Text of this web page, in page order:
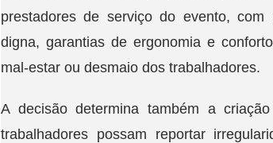
prestadores de serviço do evento,
digna, garantias de ergonomia e
mal-estar ou desmaio dos trabalhadores.
A decisão determina também a
trabalhadores possam reportar